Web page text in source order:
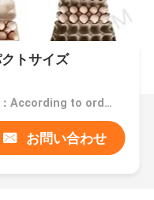
トサイズ
価格：According to order
お問い合わせ